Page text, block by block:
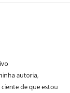
autoria,
de que estou